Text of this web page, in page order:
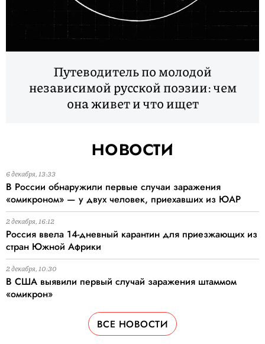
Путеводитель по молодой
независимой русской поэзии: чем
она живет и что ищет
новости
6 декабря, 13:33
В России обнаружили первые случаи заражения
«омикроном» — у двух человек, приехавших из ЮАР
2 декабря, 16:12
Россия ввела 14-дневный карантин для приезжающих из
стран Южной Африки
2 декабря, 10:30
В США выявили первый случай заражения штаммом
«омикрон»
ВСЕ НОВОСТИ